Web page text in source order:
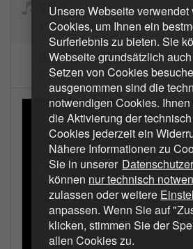
Unsere Webseite
Cookies, um Ihnen ein
Surferlebnis zu bieten. Sie
Webseite grundsätzlich
Setzen von Cookies
ausgenommen sind die
notwendigen Cookies.
die Aktivierung der
Cookies jederzeit ein
Nähere Informationen zu
Sie in unserer
können nur technisch
zulassen oder weitere
anpassen. Wenn Sie auf
klicken, stimmen Sie der
allen Cookies zu.
Ellen
Gefühlvolle Musik für
5.0
1
(2 bestätigte Buchungen)